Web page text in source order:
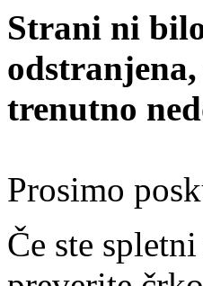
Strani ni
trenutno
Prosimo
Če ste